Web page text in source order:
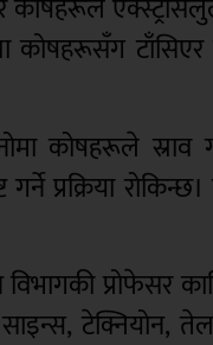
कोषहरूले
कोषहरूसँग
कोषहरूले
प्रक्रिया
प्रोफेसर
टेक्नियोन,